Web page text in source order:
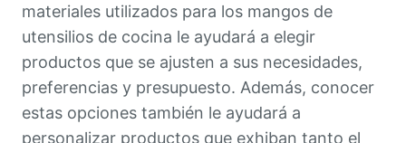
materiales utilizados para los mangos de
utensilios de cocina le ayudará a elegir
productos que se ajusten a sus necesidades,
preferencias y presupuesto. Además, conocer
estas opciones también le ayudará a
personalizar productos que exhiban tanto el